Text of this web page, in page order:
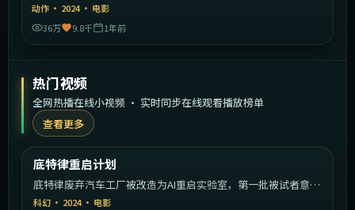
动作 · 2024· 电影
36万
9.8千 1年前
热门视频
全网热播在线小视频 · 实时同步在线观看播放榜单
查看更多
热门
底特律重启计划
底特律废弃汽车工厂被改造为AI重启实验室，第一批被试者意识
开始觉醒。
科幻 · 2024· 电影